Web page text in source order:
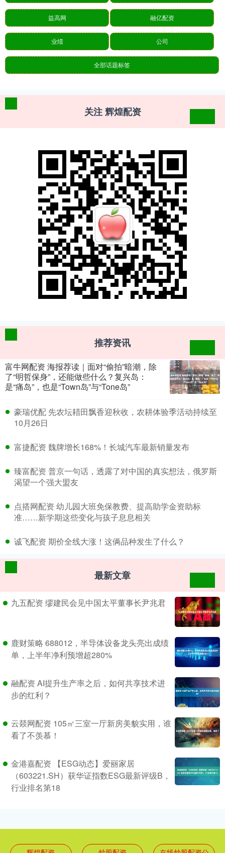
益高网 融亿配资
业绩 公司
全部话题标签
关注 辉煌配资
推荐资讯
富牛网配资 海报荐读｜面对“偷拍”暗潮，除
了“明哲保身”，还能做些什么？复兴岛：
是“痛岛”，也是“Town岛”与“Tone岛”
​豪瑞优配 先农坛耤田飘香迎秋收，农耕体验季活动持续至
10月26日
​富捷配资 魏牌增长168%！长城汽车最新销量发布
​臻富配资 普京一句话，透露了对中国的真实想法，俄罗斯
渴望一个强大盟友
​点搭网配资 幼儿园大班免保教费、提高助学金资助标
准……新学期这些变化与孩子息息相关
​诚飞配资 期价全线大涨！这俩品种发生了什么？
最新文章
九五配资 缪建民会见中国太平董事长尹兆君
鹿财策略 688012，半导体设备龙头亮出成绩
单，上半年净利预增超280%
融配资 AI提升生产率之后，如何共享技术进
步的红利？
云燚网配资 105㎡三室一厅新房美貌实用，谁
看了不羡慕！
金港嘉配资 【ESG动态】爱丽家居
（603221.SH）获华证指数ESG最新评级B，
行业排名第18